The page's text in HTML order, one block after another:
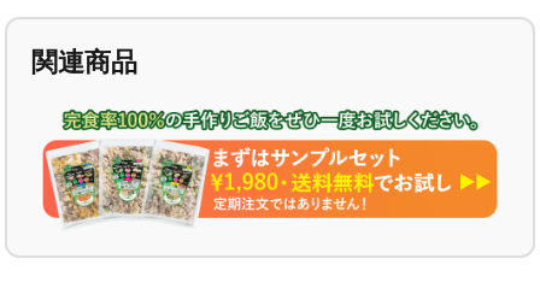
関連商品